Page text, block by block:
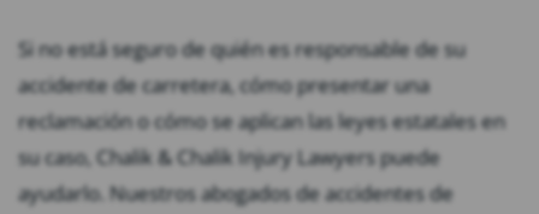
Si no está seguro de quién es responsable de su
accidente de carretera, cómo presentar una
reclamación o cómo se aplican las leyes estatales en
su caso, Chalik & Chalik Injury Lawyers puede
ayudarlo. Nuestros abogados de accidentes de